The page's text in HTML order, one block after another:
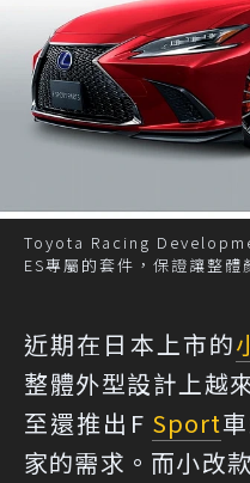
Toyota Racing
ES專屬的套件，保證讓整
近期在日本上市的
整體外型設計上越
至還推出F Sport
家的需求。而小改